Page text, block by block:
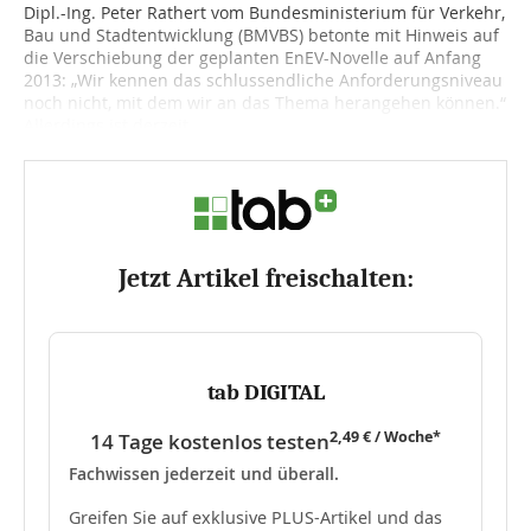
Dipl.-Ing. Peter Rathert vom Bundesministerium für Verkehr,
Bau und Stadtentwicklung (BMVBS) betonte mit Hinweis auf
die Verschiebung der geplanten EnEV-Novelle auf Anfang
2013: „Wir kennen das schlussendliche Anforderungsniveau
noch nicht, mit dem wir an das Thema herangehen können.“
Jetzt Artikel freischalten:
tab DIGITAL
14 Tage kostenlos testen2,49 € / Woche*
Fachwissen jederzeit und überall.
Greifen Sie auf exklusive PLUS-Artikel und das